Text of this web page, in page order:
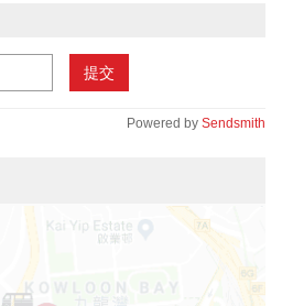
提交
Powered by Sendsmith